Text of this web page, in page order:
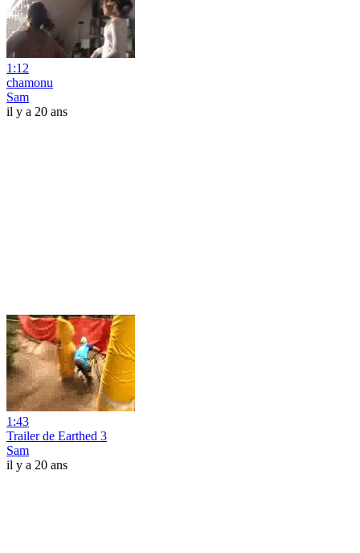
1:12
chamonu
Sam
il y a 20 ans
1:43
Trailer de Earthed 3
Sam
il y a 20 ans